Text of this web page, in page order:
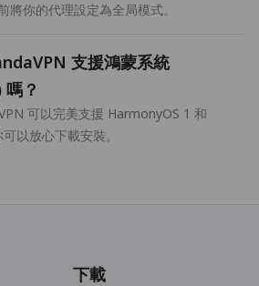
將你的代理設定為全局模式。
支援鴻蒙系統
？
可以完美支援 HarmonyOS 1 和
以放心下載安裝。
下載